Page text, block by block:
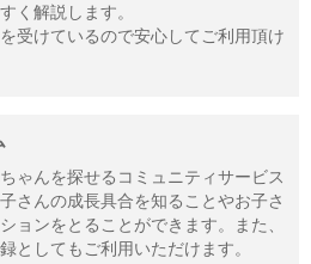
く解説します。
受けているので安心してご利用頂け
ゃんを探せるコミュニティサービス
さんの成長具合を知ることやお子さ
ョンをとることができます。また、
としてもご利用いただけます。